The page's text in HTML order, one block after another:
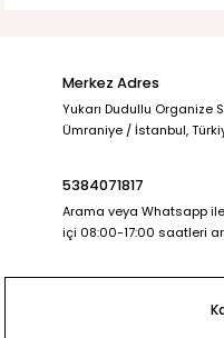
Merkez Adres
Yukarı Dudullu Organize
Ümraniye / İstanbul,
5384071817
Arama veya Whatsapp
içi 08:00-17:00 saatleri